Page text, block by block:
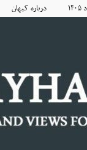
درباره کیهان